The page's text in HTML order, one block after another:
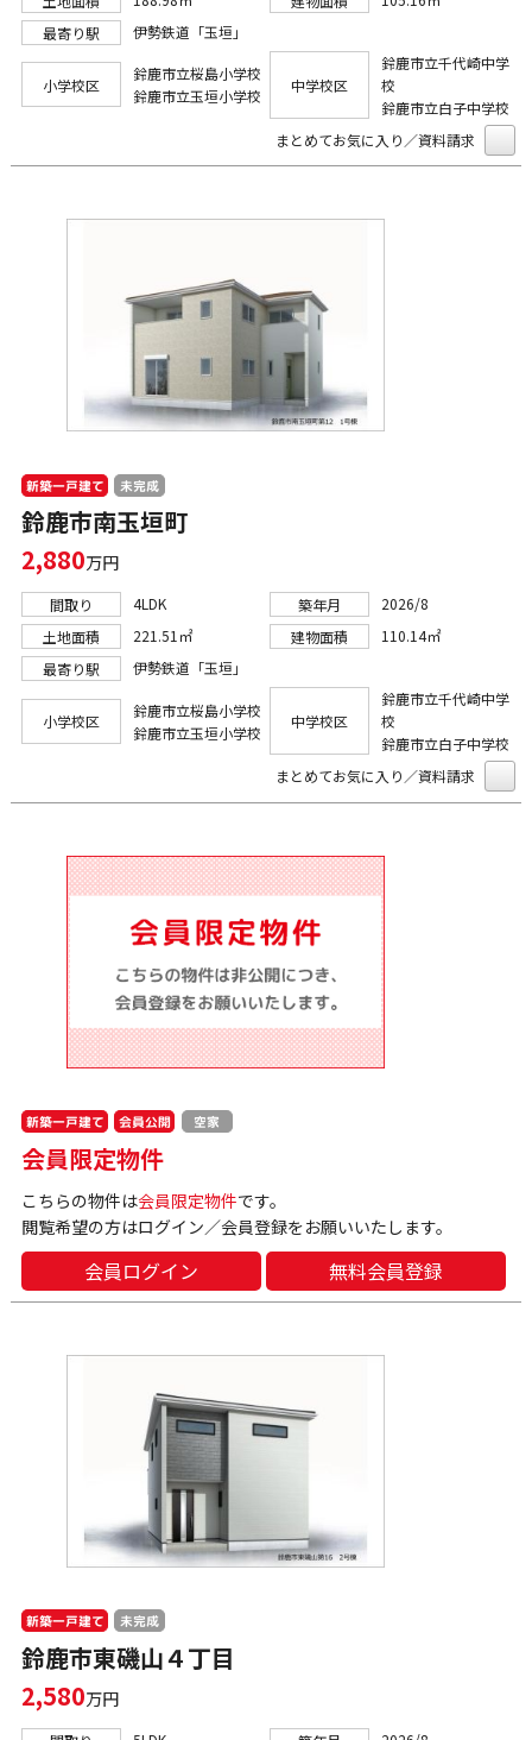
最寄り駅
伊勢鉄道「玉垣」
小学校区
鈴鹿市立桜島小学校
鈴鹿市立玉垣小学校
中学校区
鈴鹿市立千代崎中学
校
鈴鹿市立白子中学校
まとめてお気に入り／資料請求
新築一戸建て 未完成
鈴鹿市南玉垣町
2,880万円
間取り 4LDK 築年月
2026/8
土地面積
221.51㎡ 建物面積
110.14㎡
最寄り駅
伊勢鉄道「玉垣」
小学校区
鈴鹿市立桜島小学校
鈴鹿市立玉垣小学校
中学校区
鈴鹿市立千代崎中学
校
鈴鹿市立白子中学校
まとめてお気に入り／資料請求
新築一戸建て 会員公開 空家
会員限定物件
こちらの物件は会員限定物件です。
閲覧希望の方はログイン／会員登録をお願いいたします。
会員ログイン 無料会員登録
新築一戸建て 未完成
鈴鹿市東磯山４丁目
2,580万円